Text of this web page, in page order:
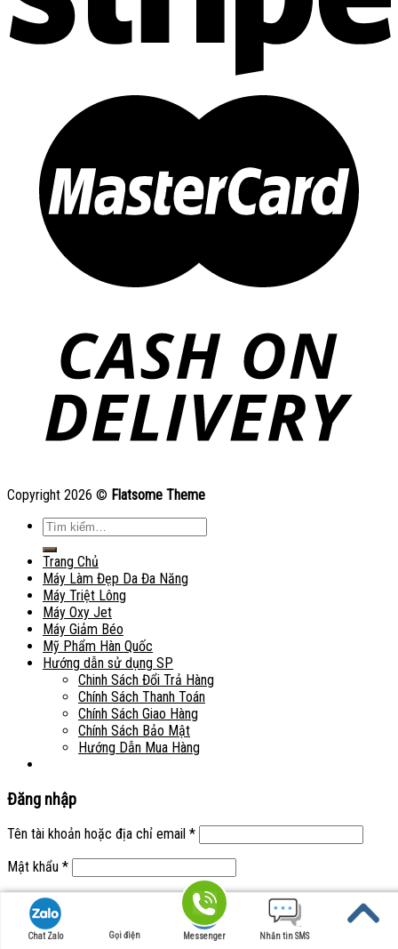
Copyright 2026 © Flatsome Theme
Tìm
kiếm:
Trang Chủ
Máy Làm Đẹp Da Đa Năng
Máy Triệt Lông
Máy Oxy Jet
Máy Giảm Béo
Mỹ Phẩm Hàn Quốc
Hướng dẫn sử dụng SP
Chinh Sách Đổi Trả Hàng
Chính Sách Thanh Toán
Chính Sách Giao Hàng
Chính Sách Bảo Mật
Hướng Dẫn Mua Hàng
Chat Zalo Gọi điện Messenger Nhắn tin SMS
Đăng nhập
Tên tài khoản hoặc địa chỉ email *
Mật khẩu *
Ghi nhớ mật khẩu
Đăng nhập
Quên mật khẩu?